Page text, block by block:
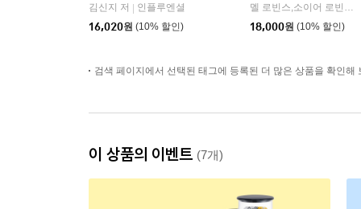
김신지 저
인플루엔셜
16,020원 (10% 할인)
멜 로빈스,소이어 로빈스 저/윤효원 역
18,000원 (10% 할인)
검색 페이지에서 선택된 태그에 등록된 더 많은 상품을 확인해
이 상품의 이벤트 (7개)